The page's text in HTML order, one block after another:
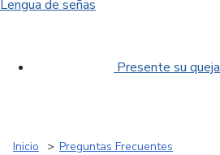
Lengua de señas
Presente su queja
Inicio
Preguntas Frecuentes